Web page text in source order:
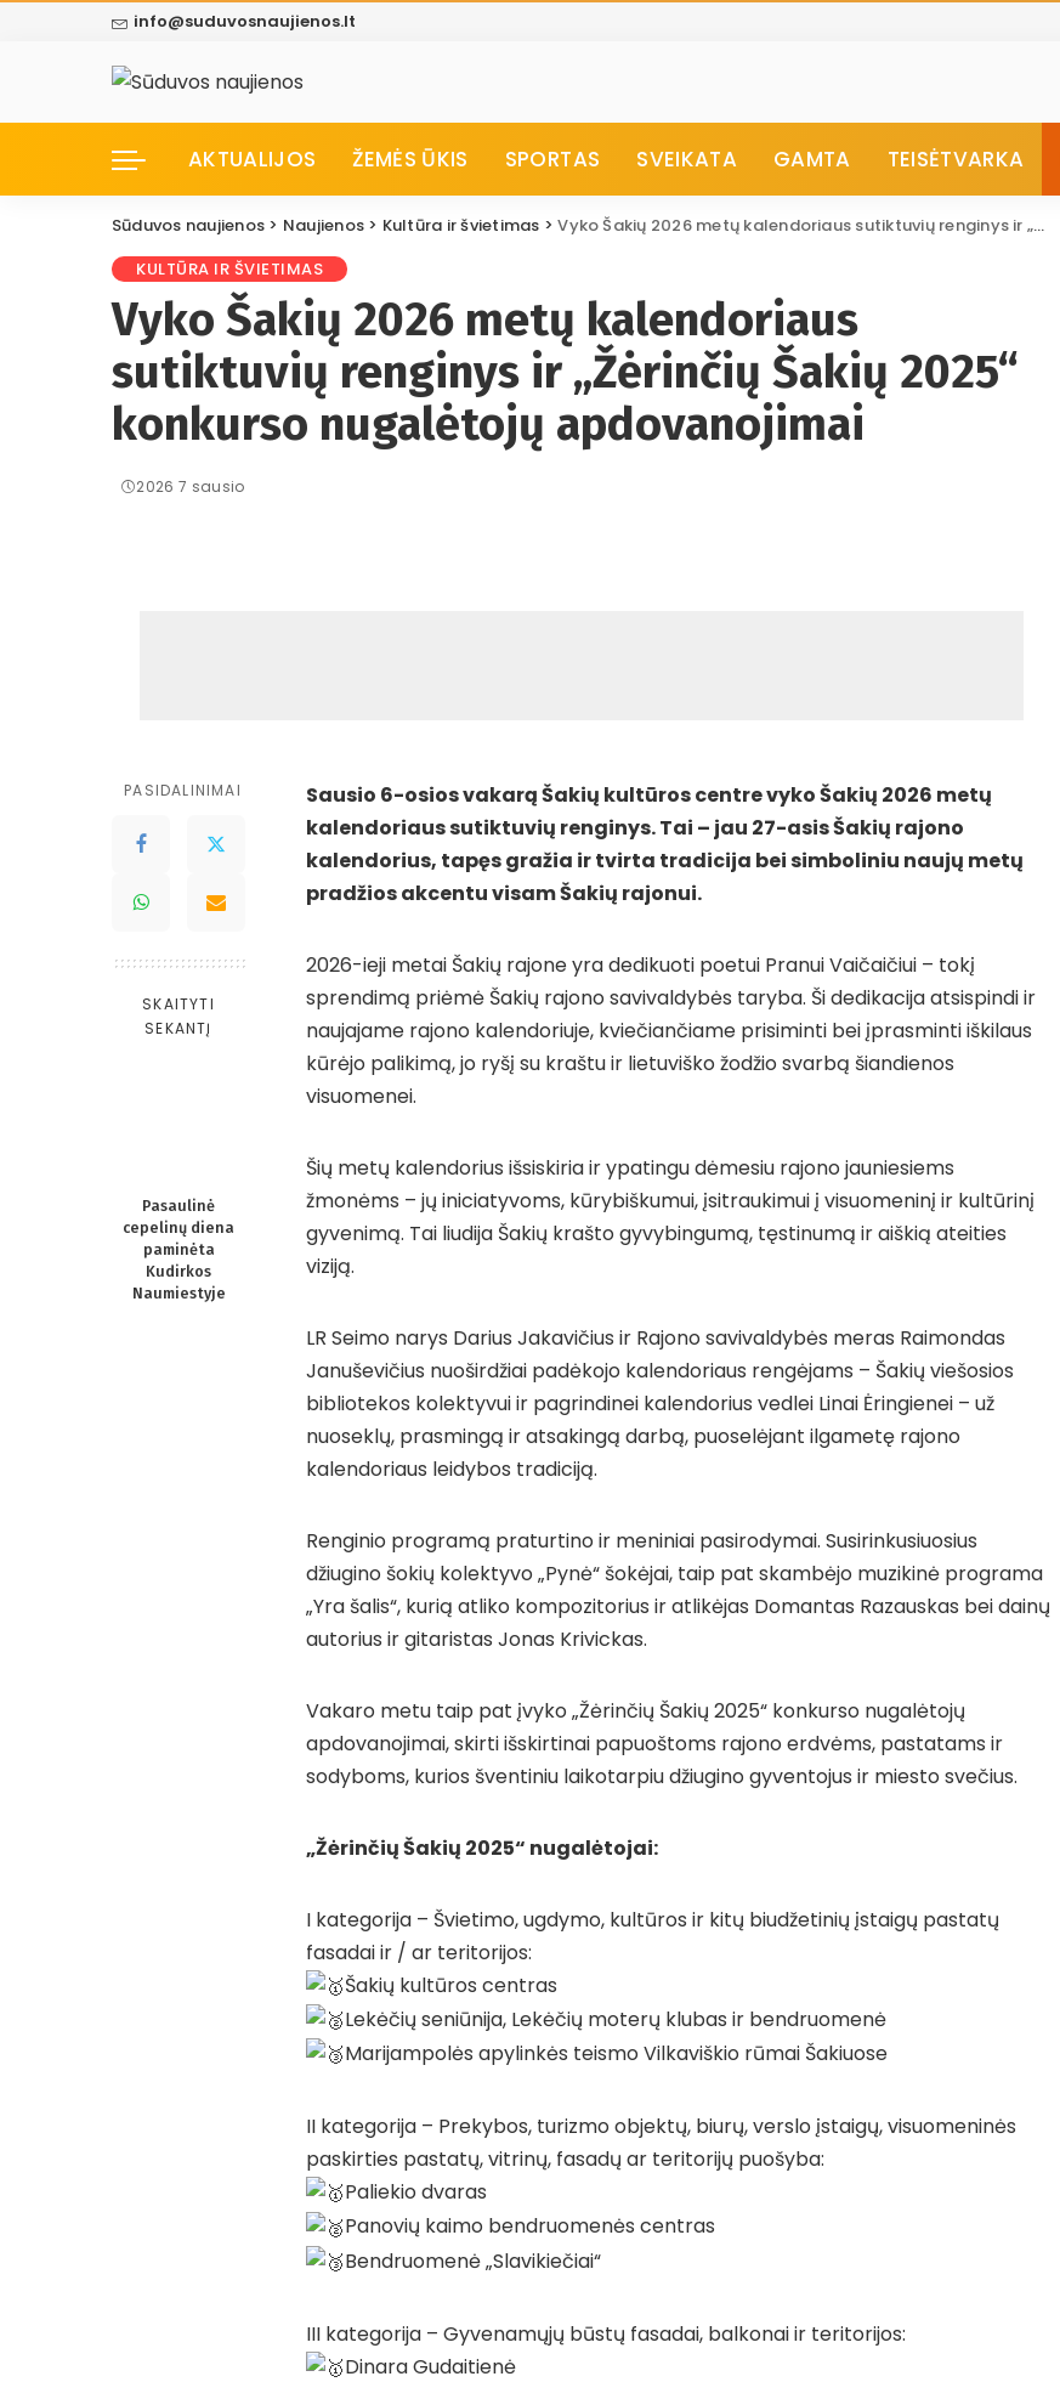
info@suduvosnaujienos.lt
AKTUALIJOS ŽEMĖS ŪKIS SPORTAS SVEIKATA GAMTA TEISĖTVARKA
Sūduvos naujienos > Naujienos > Kultūra ir švietimas >Vyko Šakių 2026 metų kalendoriaus sutiktuvių renginys ir „Žėrinčių Šakių 2025“ konkurso nugalėtojų apdovanojimai
KULTŪRA IR ŠVIETIMAS
Vyko Šakių 2026 metų kalendoriaus
sutiktuvių renginys ir „Žėrinčių Šakių 2025“
konkurso nugalėtojų apdovanojimai
2026 7 sausio
PASIDALINIMAI
SKAITYTI
SEKANTĮ
Pasaulinė
cepelinų diena
paminėta
Kudirkos
Naumiestyje
Sausio 6-osios vakarą Šakių kultūros centre vyko Šakių 2026 metų
kalendoriaus sutiktuvių renginys. Tai – jau 27-asis Šakių rajono
kalendorius, tapęs gražia ir tvirta tradicija bei simboliniu naujų metų
pradžios akcentu visam Šakių rajonui.
2026-ieji metai Šakių rajone yra dedikuoti poetui Pranui Vaičaičiui – tokį
sprendimą priėmė Šakių rajono savivaldybės taryba. Ši dedikacija atsispindi ir
naujajame rajono kalendoriuje, kviečiančiame prisiminti bei įprasminti iškilaus
kūrėjo palikimą, jo ryšį su kraštu ir lietuviško žodžio svarbą šiandienos
visuomenei.
Šių metų kalendorius išsiskiria ir ypatingu dėmesiu rajono jauniesiems
žmonėms – jų iniciatyvoms, kūrybiškumui, įsitraukimui į visuomeninį ir kultūrinį
gyvenimą. Tai liudija Šakių krašto gyvybingumą, tęstinumą ir aiškią ateities
viziją.
LR Seimo narys Darius Jakavičius ir Rajono savivaldybės meras Raimondas
Januševičius nuoširdžiai padėkojo kalendoriaus rengėjams – Šakių viešosios
bibliotekos kolektyvui ir pagrindinei kalendorius vedlei Linai Ėringienei – už
nuoseklų, prasmingą ir atsakingą darbą, puoselėjant ilgametę rajono
kalendoriaus leidybos tradiciją.
Renginio programą praturtino ir meniniai pasirodymai. Susirinkusiuosius
džiugino šokių kolektyvo „Pynė“ šokėjai, taip pat skambėjo muzikinė programa
„Yra šalis“, kurią atliko kompozitorius ir atlikėjas Domantas Razauskas bei dainų
autorius ir gitaristas Jonas Krivickas.
Vakaro metu taip pat įvyko „Žėrinčių Šakių 2025“ konkurso nugalėtojų
apdovanojimai, skirti išskirtinai papuoštoms rajono erdvėms, pastatams ir
sodyboms, kurios šventiniu laikotarpiu džiugino gyventojus ir miesto svečius.
„Žėrinčių Šakių 2025“ nugalėtojai:
I kategorija – Švietimo, ugdymo, kultūros ir kitų biudžetinių įstaigų pastatų
fasadai ir / ar teritorijos:
Šakių kultūros centras
Lekėčių seniūnija, Lekėčių moterų klubas ir bendruomenė
Marijampolės apylinkės teismo Vilkaviškio rūmai Šakiuose
II kategorija – Prekybos, turizmo objektų, biurų, verslo įstaigų, visuomeninės
paskirties pastatų, vitrinų, fasadų ar teritorijų puošyba:
Paliekio dvaras
Panovių kaimo bendruomenės centras
Bendruomenė „Slavikiečiai“
III kategorija – Gyvenamųjų būstų fasadai, balkonai ir teritorijos:
Dinara Gudaitienė